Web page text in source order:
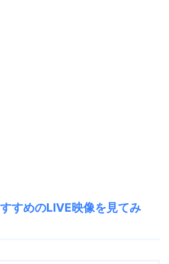
すめのLIVE映像を見てみ